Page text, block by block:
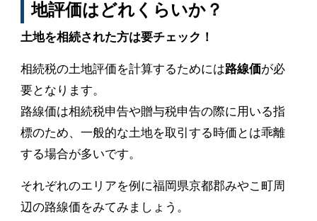
地評価はどれくらいか？
土地を相続された方は要チェック！
相続税の土地評価を計算するためには路線価が必
要となります。
路線価は相続税申告や贈与税申告の際に用いる指
標のため、一般的な土地を取引する時価とは乖離
する場合が多いです。
それぞれのエリアを例に福岡県京都郡みやこ町周
辺の路線価をみてみましょう。